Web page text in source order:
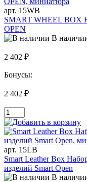
арт. 15WB
SMART WHEEL BOX
OPEN
В
2 402 ₽
Бонусы:
2 402 ₽
арт. 15LB
Smart Leather Box
изделий Smart Open
В